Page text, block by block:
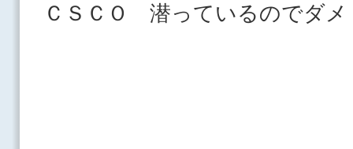
ＣＳＣＯ 潜っているのでダメ